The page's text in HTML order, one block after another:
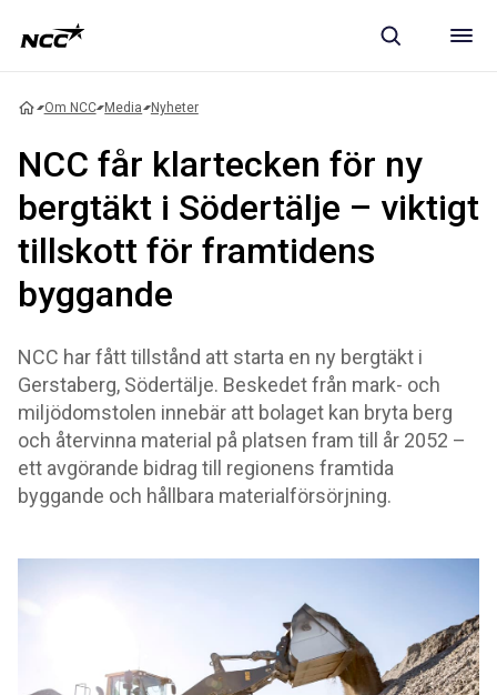
Om NCC Media Nyheter
NCC får klartecken för ny
bergtäkt i Södertälje – viktigt
tillskott för framtidens
byggande
NCC har fått tillstånd att starta en ny bergtäkt i
Gerstaberg, Södertälje. Beskedet från mark- och
miljödomstolen innebär att bolaget kan bryta berg
och återvinna material på platsen fram till år 2052 –
ett avgörande bidrag till regionens framtida
byggande och hållbara materialförsörjning.